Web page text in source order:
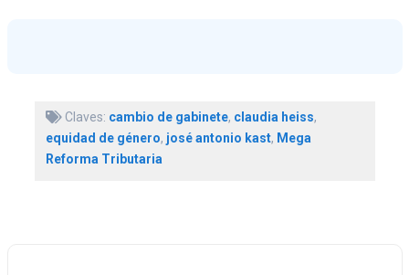
Claves: cambio de gabinete, claudia heiss,
equidad de género, josé antonio kast, Mega
Reforma Tributaria